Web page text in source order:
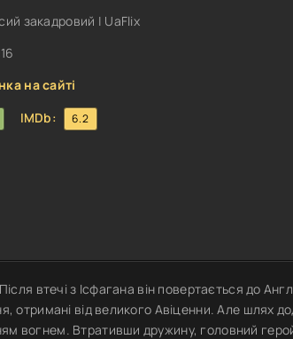
закадровий | UaFlix
на сайті
IMDb: 6.2
втечі з Ісфагана він повертається до
отримані від великого Авіценни. Але шлях
вогнем. Втративши дружину, головний